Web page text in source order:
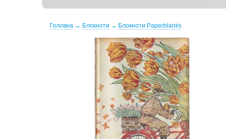
Головна → Блокноти → Блокноти Paperblanks